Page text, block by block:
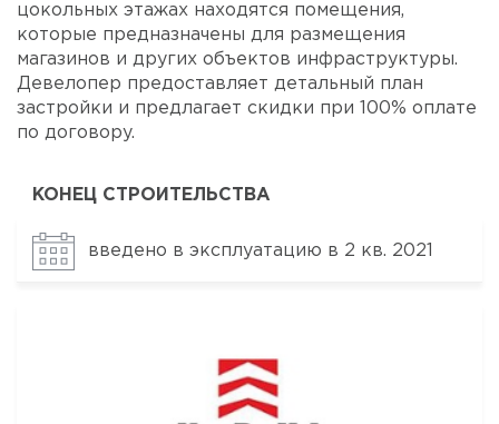
цокольных этажах находятся помещения,
которые предназначены для размещения
магазинов и других объектов инфраструктуры.
Девелопер предоставляет детальный план
застройки и предлагает скидки при 100% оплате
по договору.
КОНЕЦ СТРОИТЕЛЬСТВА
введено в эксплуатацию в 2 кв. 2021